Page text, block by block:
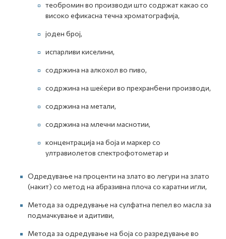
теобромин во производи што содржат какао со
високо ефикасна течна хроматографија,
јоден број,
испарливи киселини,
содржина на алкохол во пиво,
содржина на шеќери во прехранбени производи,
содржина на метали,
содржина на млечни маснотии,
концентрација на боја и маркер со
ултравиолетов спектрофотометар и
Одредување на проценти на злато во легури на злато
(накит) со метод на абразивна плоча со каратни игли,
Метода за одредување на сулфатна пепел во масла за
подмачкување и адитиви,
Метода за одредување на боја со разредување во